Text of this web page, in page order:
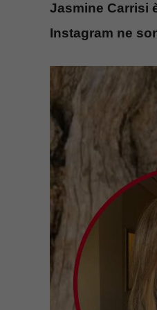
Jasmine Carrisi
Instagram ne